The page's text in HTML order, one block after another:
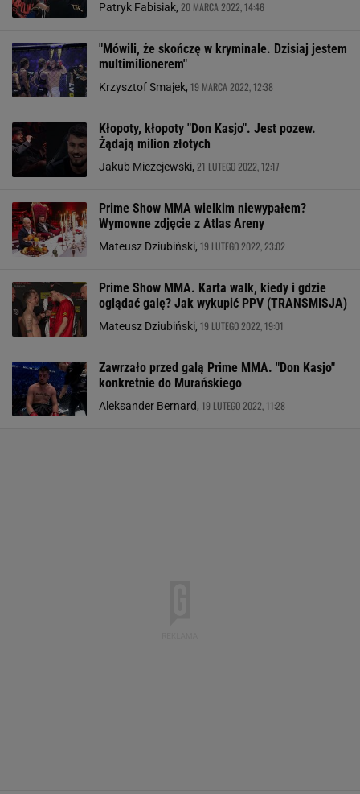
Patryk Fabisiak, 20 MARCA 2022, 14:46
"Mówili, że skończę w kryminale. Dzisiaj jestem
multimilionerem"
Krzysztof Smajek, 19 MARCA 2022, 12:38
Kłopoty, kłopoty "Don Kasjo". Jest pozew.
Żądają milion złotych
Jakub Mieżejewski, 21 LUTEGO 2022, 12:17
Prime Show MMA wielkim niewypałem?
Wymowne zdjęcie z Atlas Areny
Mateusz Dziubiński, 19 LUTEGO 2022, 23:02
Prime Show MMA. Karta walk, kiedy i gdzie
oglądać galę? Jak wykupić PPV (TRANSMISJA)
Mateusz Dziubiński, 19 LUTEGO 2022, 19:01
Zawrzało przed galą Prime MMA. "Don Kasjo"
konkretnie do Murańskiego
Aleksander Bernard, 19 LUTEGO 2022, 11:28